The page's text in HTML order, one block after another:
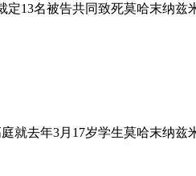
定13名被告共同致死莫哈末纳兹
就去年3月17岁学生莫哈末纳